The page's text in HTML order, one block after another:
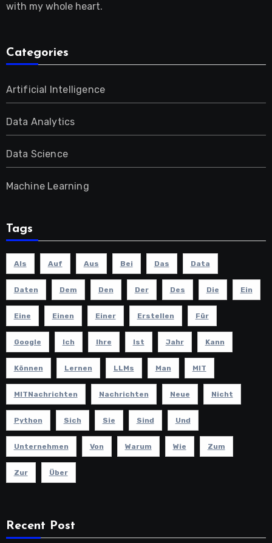
with my whole heart.
Categories
Artificial Intelligence
Data Analytics
Data Science
Machine Learning
Tags
Als Auf Aus Bei Das Data
Daten Dem Den Der Des Die Ein
Eine Einen Einer Erstellen Für
Google Ich Ihre Ist Jahr Kann
Können Lernen LLMs Man MIT
MITNachrichten Nachrichten Neue Nicht
Python Sich Sie Sind Und
Unternehmen Von Warum Wie Zum
Zur Über
Recent Post